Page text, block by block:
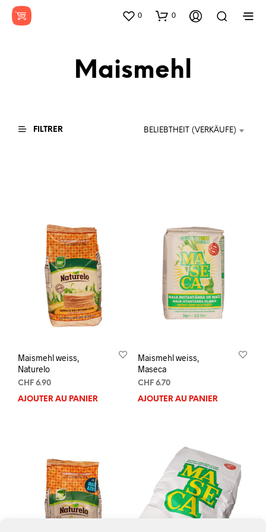
0 0
Maismehl
FILTRER BELIEBTHEIT (VERKÄUFE)
Maismehl weiss,
Naturelo
CHF 6.90
AJOUTER AU PANIER
Maismehl weiss,
Maseca
CHF6.70
AJOUTER AU PANIER